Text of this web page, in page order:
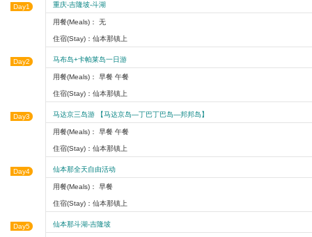
Day1 重庆-吉隆坡-斗湖
用餐(Meals)： 无
住宿(Stay)：仙本那镇上
Day2 马布岛+卡帕莱岛一日游
用餐(Meals)： 早餐 午餐
住宿(Stay)：仙本那镇上
Day3 马达京三岛游 【马达京岛—丁巴丁巴岛—邦邦岛】
用餐(Meals)： 早餐 午餐
住宿(Stay)：仙本那镇上
Day4 仙本那全天自由活动
用餐(Meals)： 早餐
住宿(Stay)：仙本那镇上
Day5 仙本那斗湖-吉隆坡